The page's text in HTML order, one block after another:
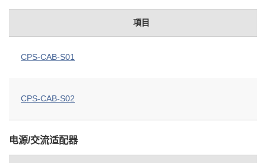
項目
CPS-CAB-S01
CPS-CAB-S02
电源/交流适配器